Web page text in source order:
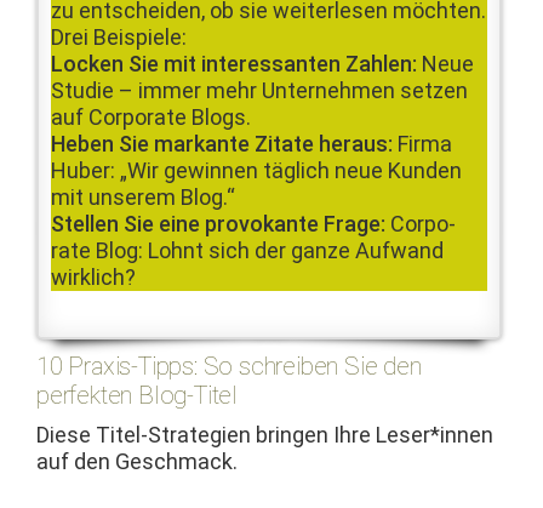
zu entschei­den, ob sie weit­er­lesen möcht­en.
Drei Beispiele:
Lock­en Sie mit inter­es­san­ten Zahlen: Neue
Studie – immer mehr Unternehmen set­zen
auf Cor­po­rate Blogs.
Heben Sie markante Zitate her­aus: Fir­ma
Huber: „Wir gewin­nen täglich neue Kun­den
mit unserem Blog.“
Stellen Sie eine pro­vokante Frage: Cor­po­
rate Blog: Lohnt sich der ganze Aufwand
wirklich?
10 Praxis-Tipps: So schreiben Sie den
perfekten Blog-Titel
Diese Titel-Strate­gien brin­gen Ihre Leser*innen
auf den Geschmack.